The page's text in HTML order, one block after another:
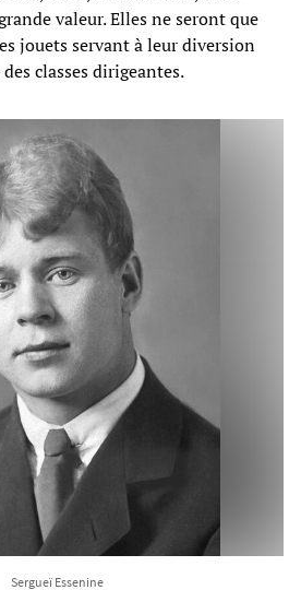
valeur. Elles ne seront que
jouets servant à leur diversion
classes dirigeantes.
Sergueï Essenine